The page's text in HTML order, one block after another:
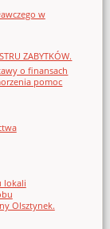
w
ZABYTKÓW.
o finansach
pomoc
lokali
Olsztynek.